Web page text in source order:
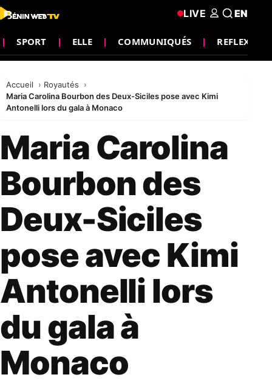
SPORT ELLE COMMUNIQUÉS REFLEXION
LIVE EN
Accueil
Royautés
Maria Carolina Bourbon des Deux-Siciles pose avec Kimi
Antonelli lors du gala à Monaco
Maria Carolina
Bourbon des
Deux-Siciles
pose avec Kimi
Antonelli lors
du gala à
Monaco